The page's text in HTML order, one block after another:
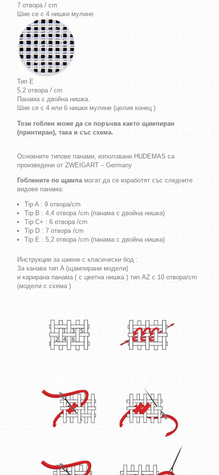
7 отвора / cm
Шие се с 4 нишки мулине
Тип E
5,2 отвора / cm
Панама с двойна нишка.
Шие се с 4 или 6 нишки мулине (целия конец )
Този гоблен може да се поръчва както щампиран
(принтиран), така и със схема.
Основните типове панами, използвани HUDEMAS са
произведени от ZWEIGART – Germany
Гоблените по щампамогат да се изработят със следните
видове панама:
Tip A : 9 отвора/cm
Tip B : 4,4 отвора /cm (панама с двойна нишка)
Tip C+ : 6 отвора /cm
Tip D : 7 отвора /cm
Tip E : 5,2 отвора /cm (панама с двойна нишка)
Инструкции за шиене с класически бод :
За канава тип A (щампирани модели)
и карирана панама ( с цветна нишка ) тип AZ с 10 отвора/cm
(модели с схема )